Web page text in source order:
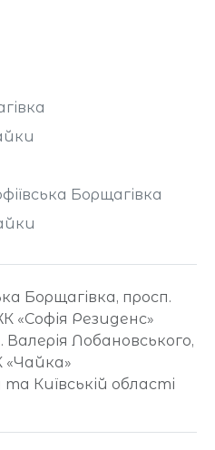
Борщагівка
Борщагівка, просп.
«Софія Резиденс»
Лобановського,
«Чайка»
Київській області